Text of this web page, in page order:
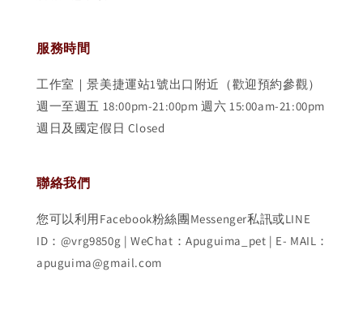
服務時間
工作室｜景美捷運站1號出口附近（歡迎預約參觀）
週一至週五 18:00pm-21:00pm 週六 15:00am-21:00pm
週日及國定假日 Closed
聯絡我們
您可以利用Facebook粉絲團Messenger私訊或LINE
ID：@vrg9850g | WeChat：Apuguima_pet | E- MAIL：
apuguima@gmail.com